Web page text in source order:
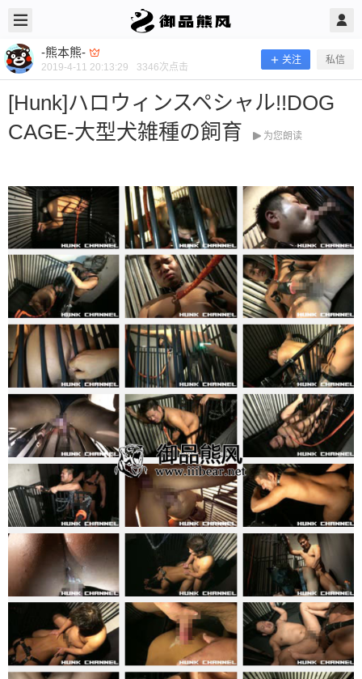
-熊本熊-
2019-4-11 20:13:29 3346次点击
关注 私信
[Hunk]ハロウィンスペシャル!!DOG
CAGE-大型犬雑種の飼育
为您朗读
-熊本熊- @ 御品熊风 2019/4/11
[Hunk]ハロウィンスペシャル!!DOG C
AGE-大型犬雑種の飼育
当前隐藏内容需要支付200熊币 已有22人支付 登录
立刻注册 0 收藏
扫描二维码继续阅读